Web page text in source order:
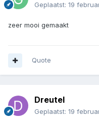
Geplaatst: 19
zeer mooi gemaakt
Quote
Dreutel
Geplaatst: 19